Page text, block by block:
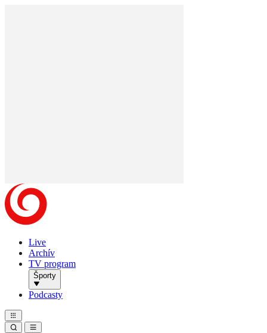
Live
Archív
TV program
Športy
Podcasty